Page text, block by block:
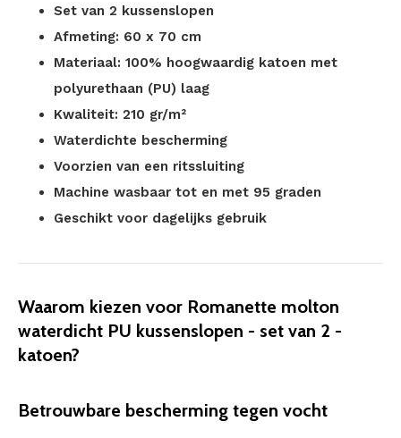
Set van 2 kussenslopen
Afmeting: 60 x 70 cm
Materiaal: 100% hoogwaardig katoen met
polyurethaan (PU) laag
Kwaliteit: 210 gr/m²
Waterdichte bescherming
Voorzien van een ritssluiting
Machine wasbaar tot en met 95 graden
Geschikt voor dagelijks gebruik
Waarom kiezen voor Romanette molton
waterdicht PU kussenslopen - set van 2 -
katoen?
Betrouwbare bescherming tegen vocht